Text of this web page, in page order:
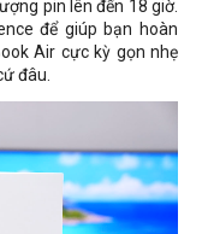
pin lên đến 18 giờ.
để giúp bạn hoàn
Air cực kỳ gọn nhẹ
đâu.